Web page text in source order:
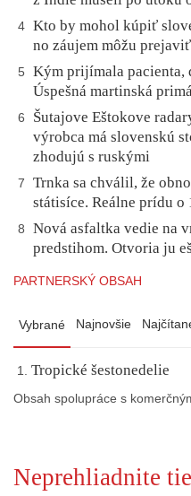
4 Kto by mohol kúpiť
no záujem môžu
5
Kým prijímala pacienta,
Úspešná martinská
6
Šutajove Eštokove
výrobca má slovenskú
zhodujú s ruskými
7
Trnka sa chválil, že
státisíce. Reálne prídu
8
Nová asfaltka vedie na
predstihom. Otvoria ju
PARTNERSKÝ OBSAH
Vybrané Najnovšie
Tropické šestonedelie
Obsah spolupráce s
Neprehliadnite